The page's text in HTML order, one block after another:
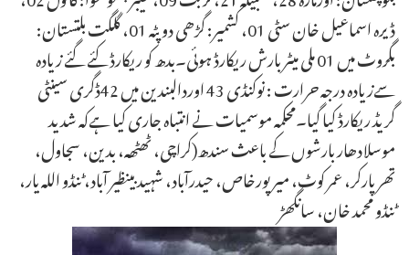
ڈیرہ اسماعیل خان سٹی 01، کشمیر: گڑھی دوپٹہ 01، گلگت بلتستان:
بگروٹ میں 01 ملی میٹر بارش ریکارڈ ہوئی۔بدھ کو ریکارڈ کئے گئے زیادہ
سےزیادہ درجہ حرارت : نوکنڈی 43 اوردالبندین میں 42ڈگری سینٹی
گریڈ ریکارڈ کیا گیا۔محکمہ موسمیات نے انتباہ جاری کیا ہےکہ شدید
موسلادھار بارشوں کے باعث سندھ(کراچی، ٹھٹھہ، بدین، سجاول،
تھرپارکر، عمر کوٹ، میرپورخاص، حیدرآباد، شہید بینظیر آباد، ٹنڈو اللہ یار،
ٹنڈو محمد خان، سانگھڑ